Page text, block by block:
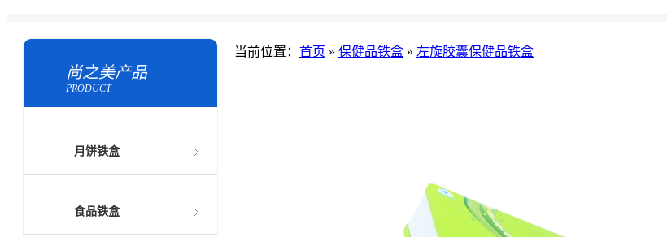
当前位置： 首页 » 保健品铁盒 » 左旋胶囊保健品铁盒
尚之美产品
PRODUCT
月饼铁盒
食品铁盒